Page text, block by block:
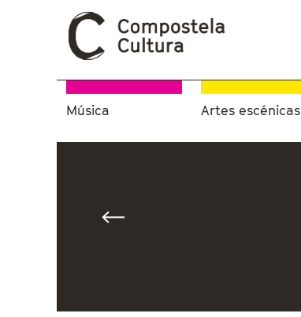
Música Artes escénicas